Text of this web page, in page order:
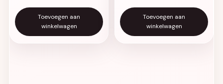
Toevoegen aan
winkelwagen
Toevoegen aan
winkelwagen